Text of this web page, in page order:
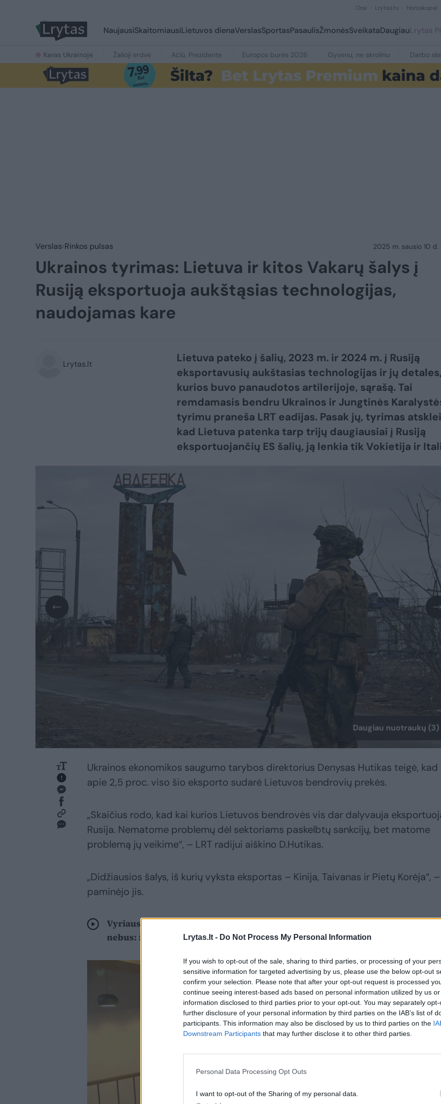
Lrytas.lt - Do Not Process My Personal Information
If you wish to opt-out of the sale, sharing to third parties, or processing of your
sensitive information for targeted advertising by us, please use the below opt-out
confirm your selection. Please note that after your opt-out request is processed
continue seeing interest-based ads based on personal information utilized by us
information disclosed to third parties prior to your opt-out. You may separately
further disclosure of your personal information by third parties on the IAB’s list of
participants. This information may also be disclosed by us to third parties on the
Downstream Participants that may further disclose it to other third parties.
Personal Data Processing Opt Outs
I want to opt-out of the Sharing of my personal data.
Orai Lrytas.tv Horoskopai
NaujausiSkaitomiausiLietuvos dienaVerslasSportasPasaulisŽmonėsSveikataDaugiauLrytas
Karas Ukrainoje Žalioji erdvė Ačiū, Prezidente Europos burės 2026 Gyvenu, ne skrolinu Darbo
Verslas Rinkos pulsas 2025 m. sausio 10 d.
Ukrainos tyrimas: Lietuva ir kitos Vakarų šalys į
Rusiją eksportuoja aukštąsias technologijas,
naudojamas kare
Lrytas.lt
Lietuva pateko į šalių, 2023 m. ir 2024 m. į Rusiją
eksportavusių aukštasias technologijas ir jų
kurios buvo panaudotos artilerijoje, sąrašą. Tai
remdamasis bendru Ukrainos ir Jungtinės
tyrimu praneša LRT eadijas. Pasak jų, tyrimas
kad Lietuva patenka tarp trijų daugiausiai į Rusiją
eksportuojančių ES šalių, ją lenkia tik Vokietija ir
Daugiau nuotraukų (3)
Ukrainos ekonomikos saugumo tarybos direktorius Denysas Hutikas teigė, kad
apie 2,5 proc. viso šio eksporto sudarė Lietuvos bendrovių prekės.
„Skaičius rodo, kad kai kurios Lietuvos bendrovės vis dar dalyvauja
Rusija. Nematome problemų dėl sektoriams paskelbtų sankcijų, bet matome
problemą jų veikime“, – LRT radijui aiškino D.Hutikas.
„Didžiausios šalys, iš kurių vyksta eksportas – Kinija, Taivanas ir Pietų Korėja“, –
paminėjo jis.
Vyriausybės nutarimas dėl dvejopos paskirties prekių eksporto
nebus: žada plėsti ribojimus logistikai oru